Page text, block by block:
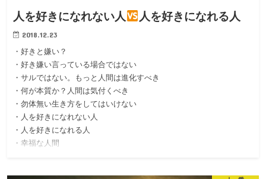
人を好きになれない人 人を好きになれる人
2018.12.23
・好きと嫌い？
・好き嫌い言っている場合ではない
・サルではない。もっと人間は進化すべき
・何が本質か？人間は気付くべき
・勿体無い生き方をしてはいけない
・人を好きになれない人
・人を好きになれる人
・幸福な人間